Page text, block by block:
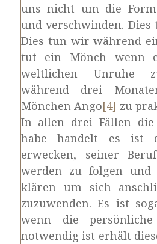
uns nicht um die
und verschwinden.
Dies tun wir während
tut ein Mönch wenn
weltlichen Unruhe
während drei
Mönchen Ango[4] zu
In allen drei Fällen die
habe handelt es ist
erwecken, seiner
werden zu folgen und
klären um sich
zuzuwenden. Es ist
wenn die
notwendig ist erhält